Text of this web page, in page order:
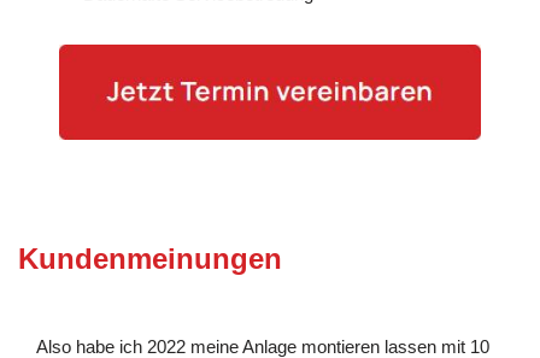
Kundenmeinungen
Also habe ich 2022 meine Anlage montieren lassen mit 10